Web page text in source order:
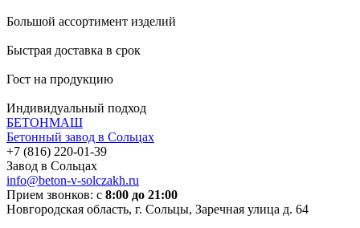
Большой ассортимент изделий
Быстрая доставка в срок
Гост на продукцию
Индивидуальный подход
БЕТОНМАШ
Бетонный завод в Сольцах
Завод в Сольцах
info@beton-v-solczakh.ru
Прием звонков: с 8:00 до 21:00
Новгородская область, г. Сольцы, Заречная улица д. 64